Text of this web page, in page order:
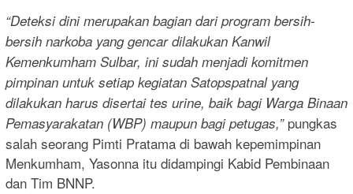
“Deteksi dini merupakan bagian dari program bersih-
bersih narkoba yang gencar dilakukan Kanwil
Kemenkumham Sulbar, ini sudah menjadi komitmen
pimpinan untuk setiap kegiatan Satopspatnal yang
dilakukan harus disertai tes urine, baik bagi Warga Binaan
Pemasyarakatan (WBP) maupun bagi petugas,”pungkas
salah seorang Pimti Pratama di bawah kepemimpinan
Menkumham, Yasonna itu didampingi Kabid Pembinaan
dan Tim BNNP.